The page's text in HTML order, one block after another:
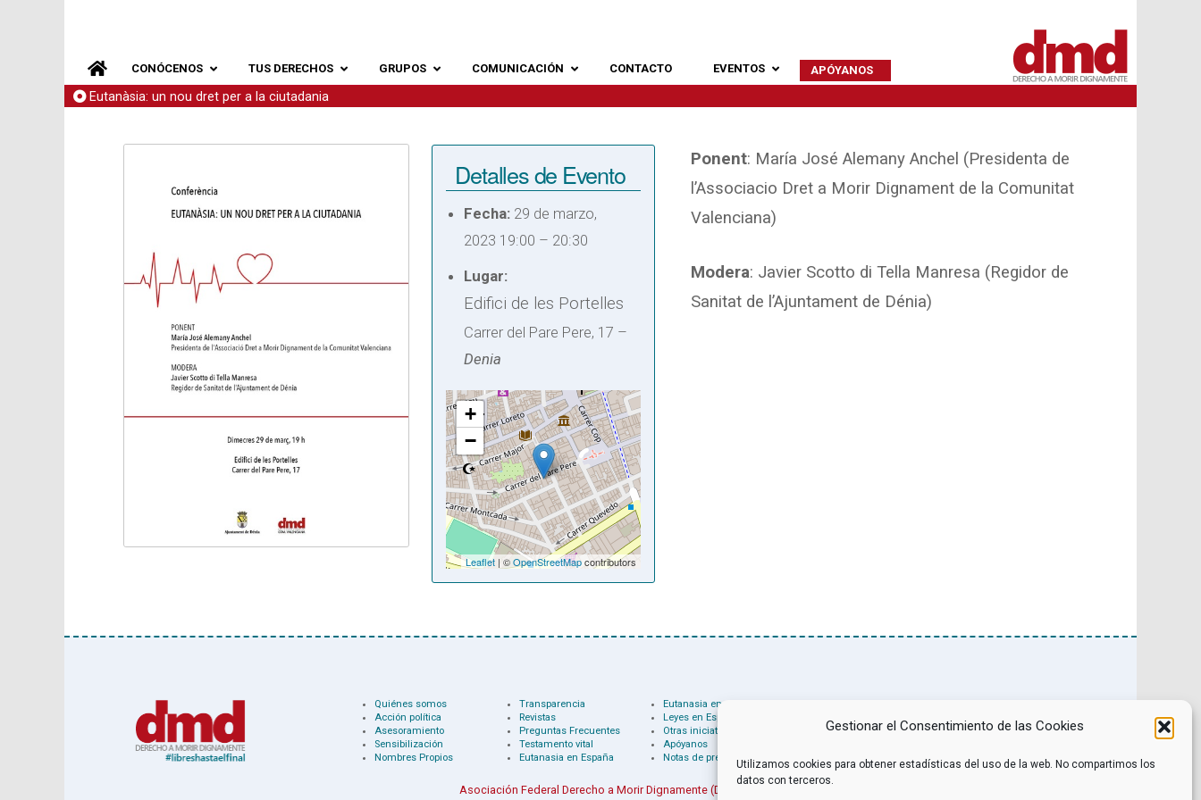
Gestionar el Consentimiento de las Cookies
Utilizamos cookies para obtener estadísticas del uso de la web. No compartimos los
datos con terceros.
CONÓCENOS TUS DERECHOS GRUPOS COMUNICACIÓN CONTACTO EVENTOS APÓYANOS
Eutanàsia: un nou dret per a la ciutadania
Detalles de Evento
Fecha: 29 de marzo,
2023 19:00 – 20:30
Lugar:
Edifici de les Portelles
Carrer del Pare Pere, 17 –
Denia
+
−
Leaflet | ©OpenStreetMapcontributors
Ponent: María José Alemany Anchel (Presidenta de
l’Associacio Dret a Morir Dignament de la Comunitat
Valenciana)
Modera: Javier Scotto di Tella Manresa (Regidor de
Sanitat de l’Ajuntament de Dénia)
Quiénes somos
Acción política
Asesoramiento
Sensibilización
Nombres Propios
Transparencia
Revistas
Preguntas Frecuentes
Testamento vital
Eutanasia en España
Eutanasia en el mundo
Leyes en España
Otras iniciativas
Apóyanos
Notas de prensa
Archivo
Películas recomendadas
Política de privacidad
Twitter
Asociación Federal Derecho a Morir Dignamente (DMD)